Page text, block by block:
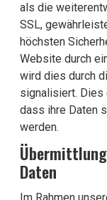
als die
SSL,
höchsten
Website durch
wird dies durch
signalisiert. Dies
dass ihre Daten
werden.
Daten
Im Rahmen